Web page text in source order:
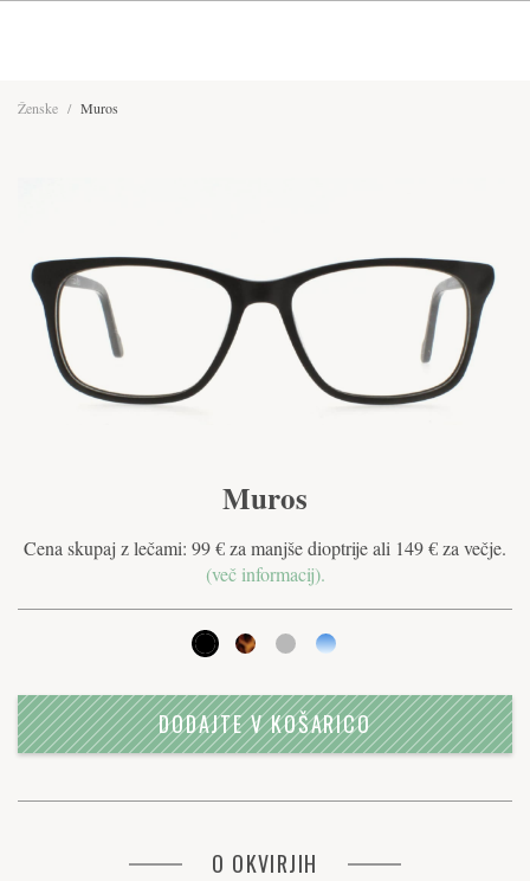
Ženske / Muros
Muros
Cena skupaj z lečami: 99 € za manjše dioptrije ali 149 € za večje.
(več informacij).
DODAJTE V KOŠARICO
O OKVIRJIH